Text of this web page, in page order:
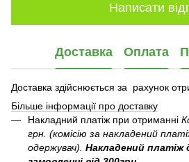
Написати
Доставка Оплата
Доставка здійснюється за рахунок
Більше інформації про доставку
Накладний платіж при отриманні
грн. (комісію за накладений
одержувач). Накладений платіж